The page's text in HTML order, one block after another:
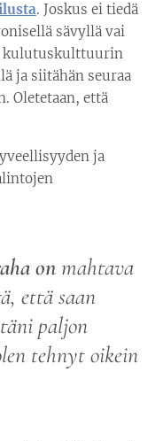
. Joskus ei tiedä
sävyllä vai
kulutuskulttuurin
ja siitähän seuraa
Oletetaan, että
ja
onmahtava
että saan
paljon
tehnyt oikein